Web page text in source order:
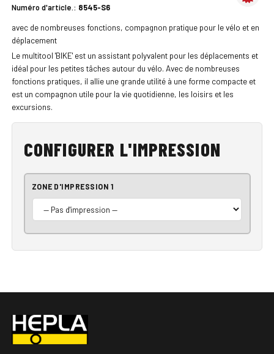
Numéro d'article.: 8545-S6
avec de nombreuses fonctions, compagnon pratique pour le vélo et en
déplacement
Le multitool 'BIKE' est un assistant polyvalent pour les déplacements et
idéal pour les petites tâches autour du vélo. Avec de nombreuses
fonctions pratiques, il allie une grande utilité à une forme compacte et
est un compagnon utile pour la vie quotidienne, les loisirs et les
excursions.
CONFIGURER L'IMPRESSION
ZONE D'IMPRESSION 1